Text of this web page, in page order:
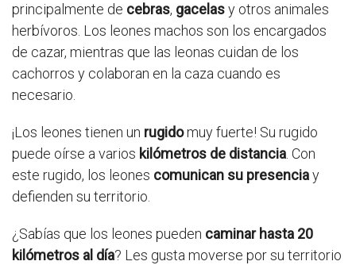
principalmente de cebras, gacelasy otros animales
herbívoros. Los leones machos son los encargados
de cazar, mientras que las leonas cuidan de los
cachorros y colaboran en la caza cuando es
necesario.
¡Los leones tienen un rugidomuy fuerte! Su rugido
puede oírse a varios kilómetros de distancia. Con
este rugido, los leones comunican su presenciay
defienden su territorio.
¿Sabías que los leones pueden caminar hasta 20
kilómetros al día? Les gusta moverse por su territorio